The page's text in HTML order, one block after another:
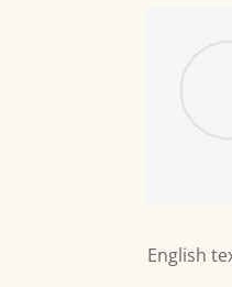
English